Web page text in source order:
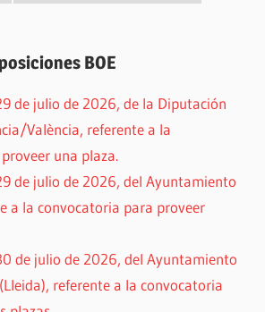
BOE
de julio de 2026, de la Diputación
València, referente a la
una plaza.
de julio de 2026, del Ayuntamiento
a la convocatoria para proveer
de julio de 2026, del Ayuntamiento
referente a la convocatoria